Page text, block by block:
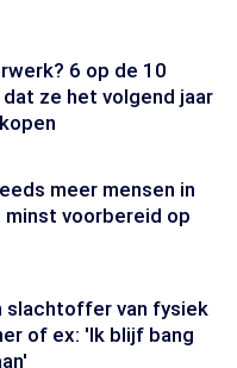
6 op de 10
ze het volgend jaar
meer mensen in
minst voorbereid op
slachtoffer van fysiek
of ex: 'Ik blijf bang